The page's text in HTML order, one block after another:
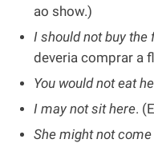
ao show.)
I should not buy
deveria comprar a
You would not eat
I may not sit here.
She might not